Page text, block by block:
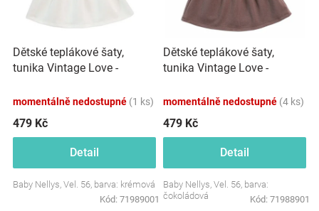
oblečení
Značky
ůo
d
u
t
ů
Dětské teplákové šaty,
tunika Vintage Love -
momentálně nedostupné (1 ks)
479 Kč
Detail
Baby Nellys, Vel. 56, barva: krémová
Kód: 71989001
Dětské teplákové šaty,
tunika Vintage Love -
momentálně nedostupné (4 ks)
479 Kč
Detail
Baby Nellys, Vel. 56, barva:
čokoládová
Kód: 71988901